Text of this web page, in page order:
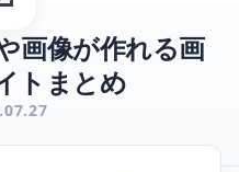
画像が作れる画
トまとめ